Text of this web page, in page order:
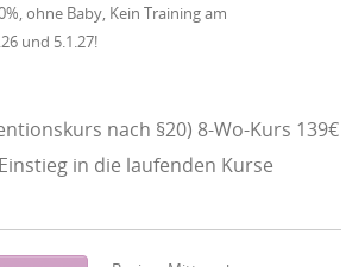
ohne Baby, Kein Training am
und 5.1.27!
nach §20) 8-Wo-Kurs 139€
in die laufenden Kurse